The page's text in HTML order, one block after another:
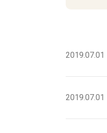
2019.07.01
2019.07.01